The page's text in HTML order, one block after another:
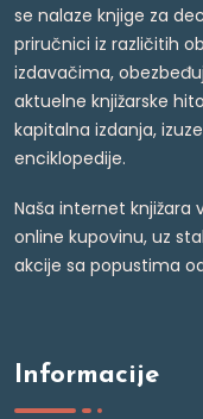
se nalaze knjige za
priručnici iz različitih
izdavačima,
aktuelne knjižarske
kapitalna izdanja,
enciklopedije.
Naša internet
online kupovinu, uz
akcije sa popustima
Informacije